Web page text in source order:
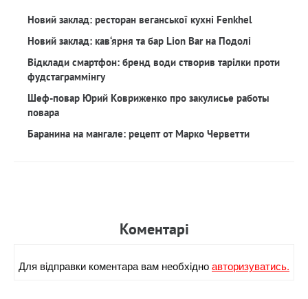
Новий заклад: ресторан веганської кухні Fenkhel
Новий заклад: кав‘ярня та бар Lion Bar на Подолі
Відклади смартфон: бренд води створив тарілки проти
фудстаграммінгу
Шеф-повар Юрий Ковриженко про закулисье работы
повара
Баранина на мангале: рецепт от Марко Черветти
Коментарi
Для вiдправки коментара вам необхiдноавторизуватись.